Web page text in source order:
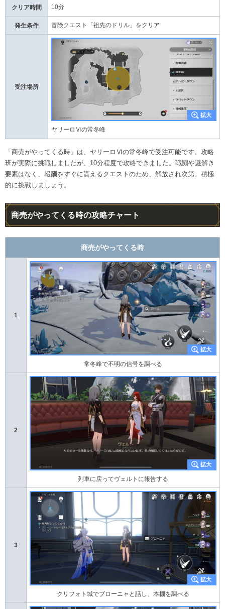
クリア時間 10分
発生条件 冒険クエスト「祖先のドリル」をクリア
受注場所
ヤリーロⅥの常冬峰
「商売がやってくる時」は、ヤリーロⅥの常冬峰で受注可能です。攻略
班が実際に挑戦しましたが、10分程度で攻略できました。戦闘や謎解き
要素はなく、報酬をすぐに貰えるクエストのため、解放され次第、積極
的に挑戦しましょう。
商売がやってくる時の攻略チャート
商売がやってくる時
1
常冬峰で不明の信号を調べる
2
列車に戻ってヴェルトに報告する
3
クリフォト城でブローニャと話し、本棚を調べる